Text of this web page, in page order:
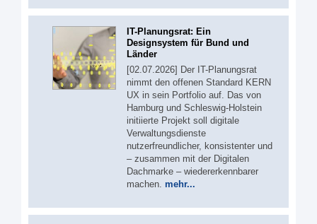
IT-Planungsrat: Ein
Designsystem für Bund und
Länder
[02.07.2026] Der IT-Planungsrat
nimmt den offenen Standard KERN
UX in sein Portfolio auf. Das von
Hamburg und Schleswig-Holstein
initiierte Projekt soll digitale
Verwaltungsdienste
nutzerfreundlicher, konsistenter und
– zusammen mit der Digitalen
Dachmarke – wiedererkennbarer
machen. mehr...